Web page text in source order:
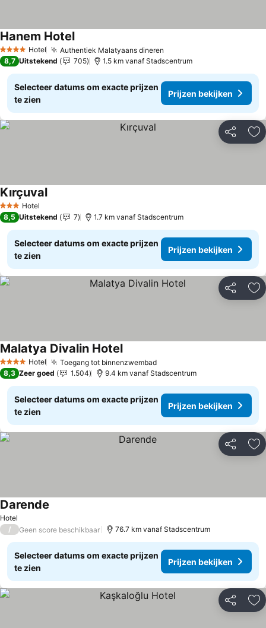
4 SterrenHotel Authentiek Malatyaans dineren
Hanem HotelPrijzen bekijken
8,7 Uitstekend 705 1.5 km vanaf Stadscentrum
Selecteer datums om exacte prijzen
te zien
Prijzen bekijken
Delen
3 SterrenHotel
KırçuvalPrijzen bekijken
8,5 Uitstekend 7 1.7 km vanaf Stadscentrum
Selecteer datums om exacte prijzen
te zien
Prijzen bekijken
Delen
4 SterrenHotel Toegang tot binnenzwembadPrijzen bekijken
Malatya Divalin HotelPrijzen bekijken
8,3 Zeer goed 1.504 9.4 km vanaf Stadscentrum
Selecteer datums om exacte prijzen
te zien
Prijzen bekijken
Delen
Hotel
Darende
/ Geen score beschikbaar 76.7 km vanaf Stadscentrum
Selecteer datums om exacte prijzen
te zien
Prijzen bekijken
Delen